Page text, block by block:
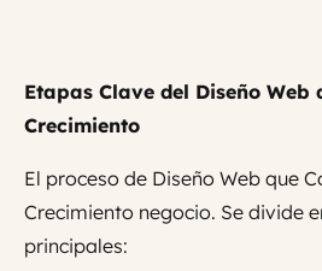
Etapas Clave del Diseño Web
Crecimiento
El proceso de Diseño Web que
Crecimiento negocio. Se divide
principales: